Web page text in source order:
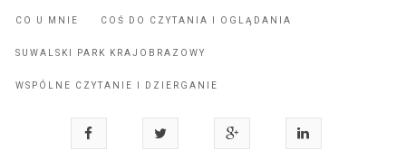
CO U MNIE COŚ DO CZYTANIA I OGLĄDANIA
SUWALSKI PARK KRAJOBRAZOWY
WSPÓLNE CZYTANIE I DZIERGANIE